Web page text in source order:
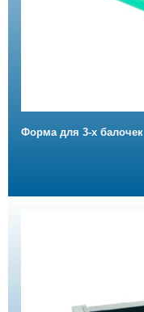
Форма для 3-х балочек